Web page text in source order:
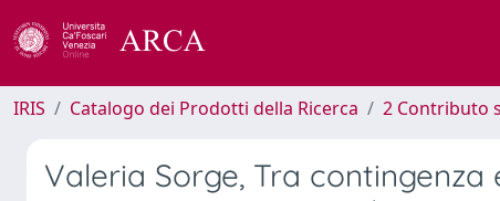
IRIS Catalogo dei Prodotti della Ricerca 2 Contributo
Valeria Sorge, Tra contingenza